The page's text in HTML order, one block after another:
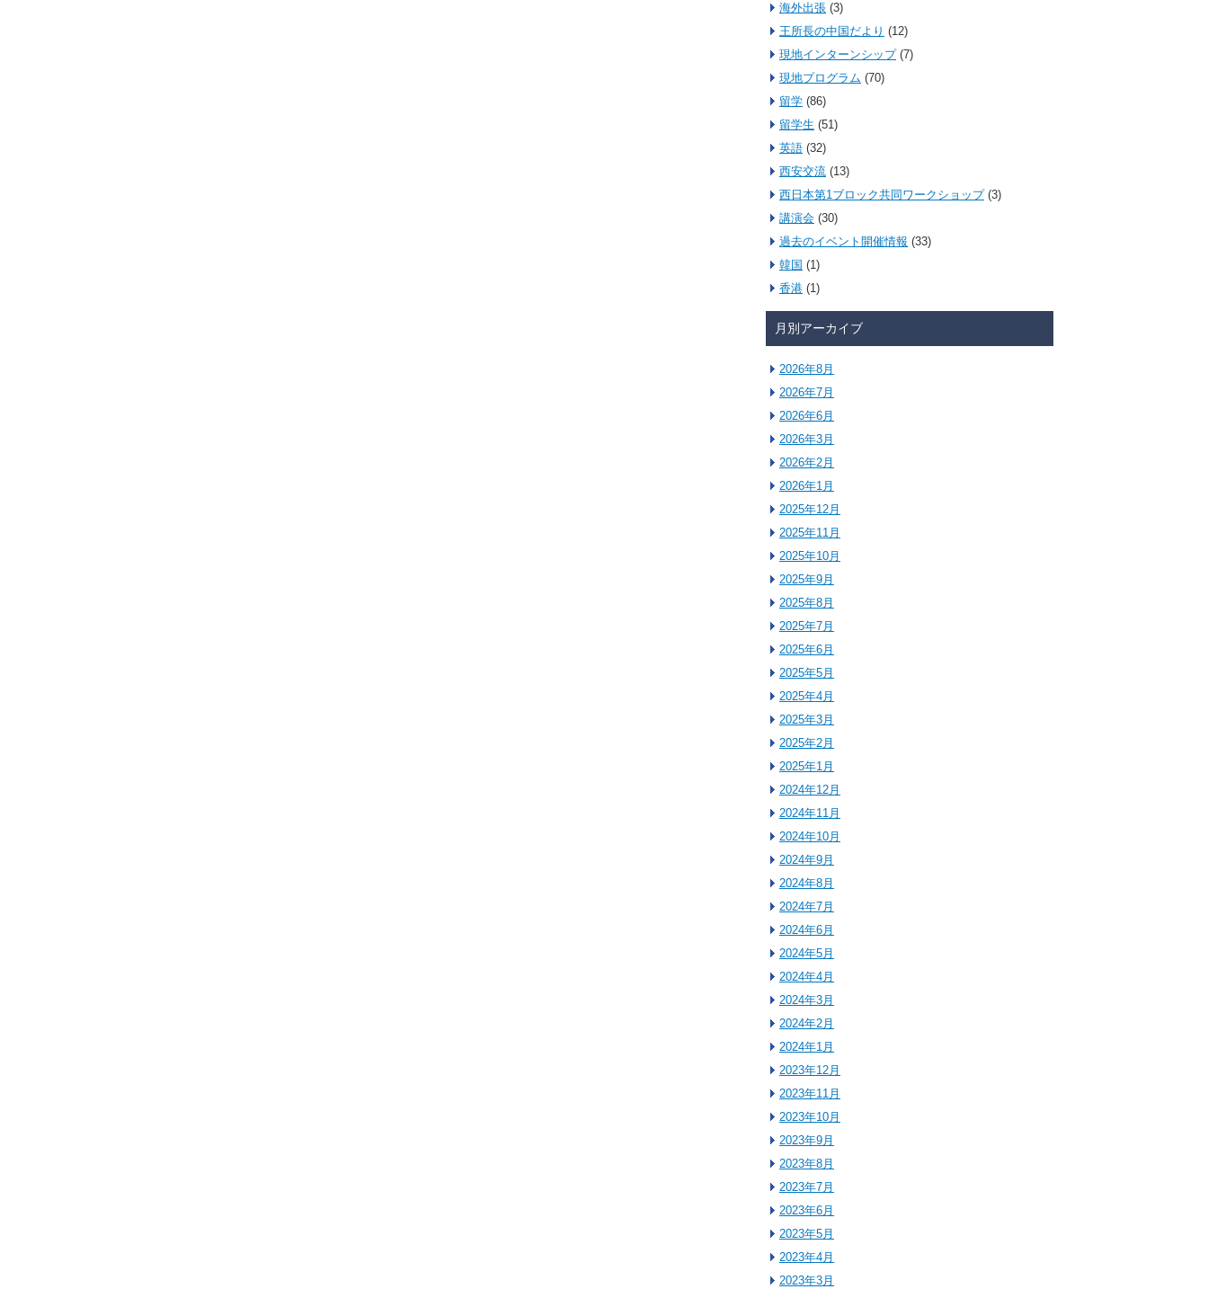
海外出張 (3)
王所長の中国だより (12)
現地インターンシップ(7)
現地プログラム (70)
留学 (86)
留学生 (51)
英語 (32)
西安交流 (13)
西日本第1ブロック共同ワークショップ(3)
講演会 (30)
過去のイベント開催情報 (33)
韓国 (1)
香港 (1)
月別アーカイブ
2026年8月
2026年7月
2026年6月
2026年3月
2026年2月
2026年1月
2025年12月
2025年11月
2025年10月
2025年9月
2025年8月
2025年7月
2025年6月
2025年5月
2025年4月
2025年3月
2025年2月
2025年1月
2024年12月
2024年11月
2024年10月
2024年9月
2024年8月
2024年7月
2024年6月
2024年5月
2024年4月
2024年3月
2024年2月
2024年1月
2023年12月
2023年11月
2023年10月
2023年9月
2023年8月
2023年7月
2023年6月
2023年5月
2023年4月
2023年3月